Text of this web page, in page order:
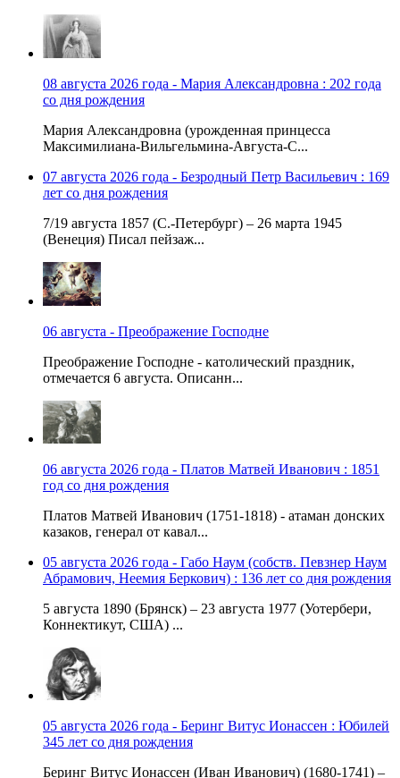
08 августа 2026 года - Мария Александровна : 202 года
со дня рождения
Мария Александровна (урожденная принцесса
Максимилиана-Вильгельмина-Августа-С...
07 августа 2026 года - Безродный Петр Васильевич : 169
лет со дня рождения
7/19 августа 1857 (С.-Петербург) – 26 марта 1945
(Венеция) Писал пейзаж...
06 августа - Преображение Господне
Преображение Господне - католический праздник,
отмечается 6 августа. Описанн...
06 августа 2026 года - Платов Матвей Иванович : 1851
год со дня рождения
Платов Матвей Иванович (1751-1818) - атаман донских
казаков, генерал от кавал...
05 августа 2026 года - Габо Наум (собств. Певзнер Наум
Абрамович, Неемия Беркович) : 136 лет со дня рождения
5 августа 1890 (Брянск) – 23 августа 1977 (Уотербери,
Коннектикут, США) ...
05 августа 2026 года - Беринг Витус Ионассен : Юбилей
345 лет со дня рождения
Беринг Витус Ионассен (Иван Иванович) (1680-1741) –